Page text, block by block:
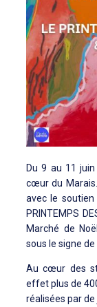
Du 9 au 11
cœur du
avec le
PRINTEMPS
Marché de
sous le signe
Au cœur des
effet plus de
réalisées par